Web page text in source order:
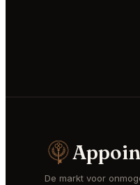
De markt voor